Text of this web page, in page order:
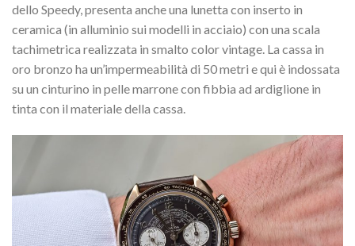
dello Speedy, presenta anche una lunetta con inserto in
ceramica (in alluminio sui modelli in acciaio) con una scala
tachimetrica realizzata in smalto color vintage. La cassa in
oro bronzo ha un’impermeabilità di 50 metri e qui è indossata
su un cinturino in pelle marrone con fibbia ad ardiglione in
tinta con il materiale della cassa.